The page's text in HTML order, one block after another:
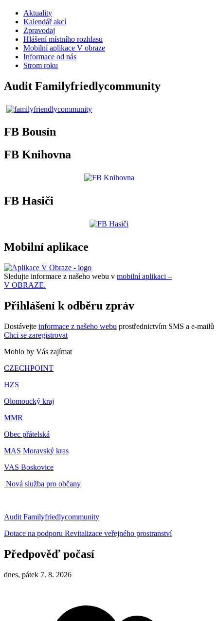
Aktuality
Kalendář akcí
Zpravodaj
Hlášení místního rozhlasu
Mobilní aplikace V obraze
Informace od nás
Strom roku
Audit Familyfriedlycommunity
FB Bousín
FB Knihovna
FB Hasiči
Mobilní aplikace
Sledujte informace z našeho webu v mobilní aplikaci –
V OBRAZE.
Přihlášení k odběru zpráv
Dostávejte informace z našeho webu prostřednictvím SMS a e-mailů
Chci se zaregistrovat
Mohlo by Vás zajímat
CZECHPOINT
HZS
Olomoucký kraj
MMR
Obec přátelská
MAS Moravský kras
VAS Boskovice
Nová služba pro občany
Audit Familyfriedlycommunity
Dotace na podporu Revitalizace veřejného prostranství
Předpověď počasí
dnes, pátek 7. 8. 2026